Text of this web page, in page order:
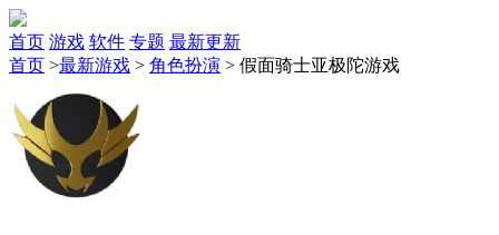
首页 游戏 软件 专题 最新更新
首页 >最新游戏 > 角色扮演 > 假面骑士亚极陀游戏